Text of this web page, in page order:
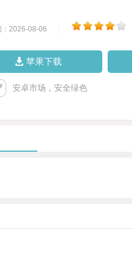
：2026-08-06
苹果下载
安卓市场，安全绿色